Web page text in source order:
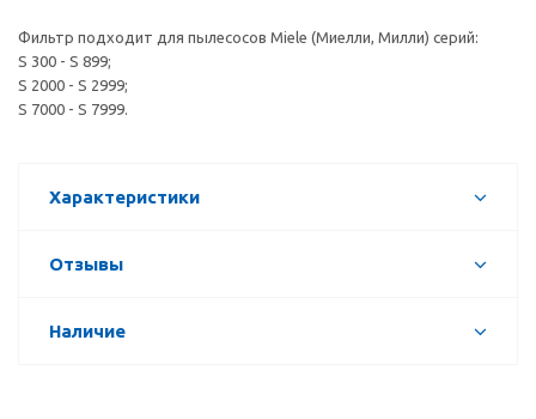
Фильтр подходит для пылесосов Miele (Миелли, Милли) серий:
S 300 - S 899;
S 2000 - S 2999;
S 7000 - S 7999.
Характеристики
Отзывы
Наличие